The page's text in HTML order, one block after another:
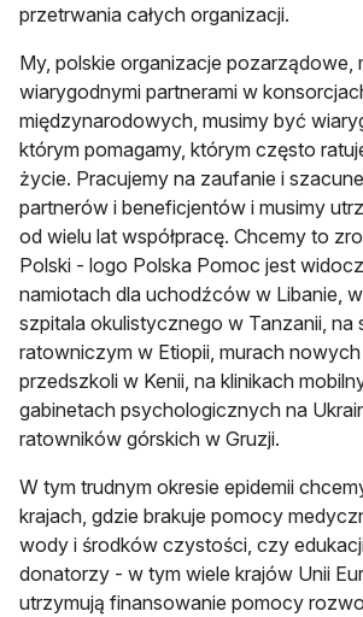
przetrwania całych organizacji.
My, polskie organizacje pozarządowe,
wiarygodnymi partnerami w
międzynarodowych, musimy być
którym pomagamy, którym często
życie. Pracujemy na zaufanie i
partnerów i beneficjentów i musimy
od wielu lat współpracę. Chcemy to
Polski - logo Polska Pomoc jest
namiotach dla uchodźców w Libanie,
szpitala okulistycznego w Tanzanii, na
ratowniczym w Etiopii, murach nowych
przedszkoli w Kenii, na klinikach
gabinetach psychologicznych na
ratowników górskich w Gruzji.
W tym trudnym okresie epidemii
krajach, gdzie brakuje pomocy
wody i środków czystości, czy
donatorzy - w tym wiele krajów Unii
utrzymują finansowanie pomocy